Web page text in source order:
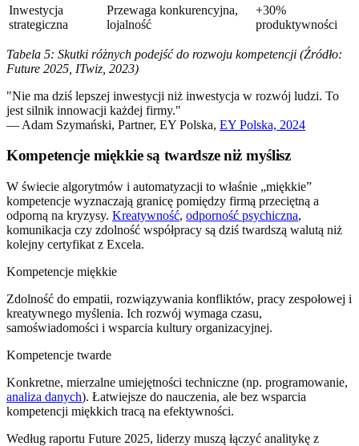
Inwestycja
strategiczna
Przewaga konkurencyjna,
lojalność
+30%
produktywności
Tabela 5: Skutki różnych podejść do rozwoju kompetencji (Źródło:
Future 2025, ITwiz, 2023)
"Nie ma dziś lepszej inwestycji niż inwestycja w rozwój ludzi. To
jest silnik innowacji każdej firmy."
— Adam Szymański, Partner, EY Polska, EY Polska, 2024
Kompetencje miękkie są twardsze niż myślisz
W świecie algorytmów i automatyzacji to właśnie „miękkie”
kompetencje wyznaczają granicę pomiędzy firmą przeciętną a
odporną na kryzysy. Kreatywność, odporność psychiczna,
komunikacja czy zdolność współpracy są dziś twardszą walutą niż
kolejny certyfikat z Excela.
Kompetencje miękkie
Zdolność do empatii, rozwiązywania konfliktów, pracy zespołowej i
kreatywnego myślenia. Ich rozwój wymaga czasu,
samoświadomości i wsparcia kultury organizacyjnej.
Kompetencje twarde
Konkretne, mierzalne umiejętności techniczne (np. programowanie,
analiza danych). Łatwiejsze do nauczenia, ale bez wsparcia
kompetencji miękkich tracą na efektywności.
Według raportu Future 2025, liderzy muszą łączyć analitykę z